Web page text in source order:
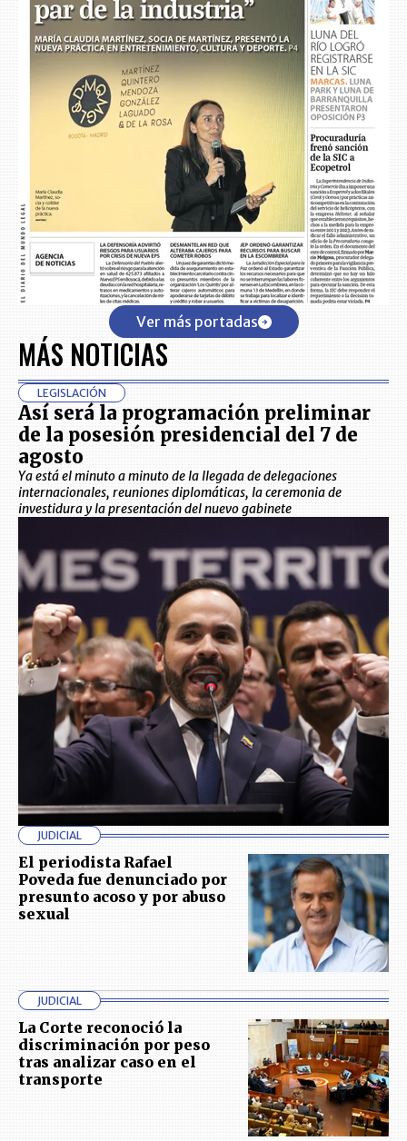
Ver más portadas
MÁS NOTICIAS
LEGISLACIÓN
Así será la programación preliminar
de la posesión presidencial del 7 de
agosto
Ya está el minuto a minuto de la llegada de delegaciones
internacionales, reuniones diplomáticas, la ceremonia de
investidura y la presentación del nuevo gabinete
JUDICIAL
El periodista Rafael
Poveda fue denunciado por
presunto acoso y por abuso
sexual
JUDICIAL
La Corte reconoció la
discriminación por peso
tras analizar caso en el
transporte